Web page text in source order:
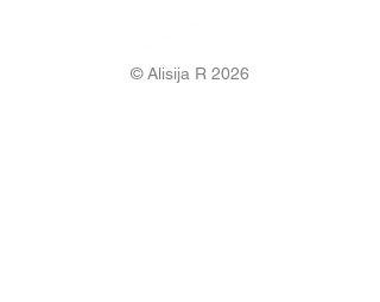
© Alisija R 2026